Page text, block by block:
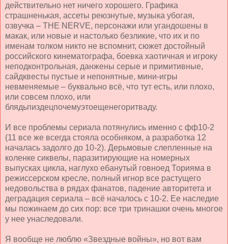
действительно нет ничего хорошего. Графика
страшненькая, ассеты реюзнутые, музыка убогая,
озвучка – THE NERVE, персонажи или угандошены в
макак, или новые и настолько безликие, что их и по
именам толком никто не вспомнит, сюжет достойный
российского кинематографа, боевка хаотичная и игроку
неподконтрольная, данжены серые и примитивные,
сайдквесты пустые и непонятные, мини-игры
невменяемые – буквально всё, что тут есть, или плохо,
или совсем плохо, или
блядьпиздецпочемуэтоещенегоритваду.
И все проблемы сериала потянулись именно с фф10-2
(11 все же всегда стояла особняком, а разработка 12
началась задолго до 10-2). Дерьмовые слепленные на
коленке сиквелы, паразитирующие на номерных
выпусках цикла, наглухо ебанутый говноед Торияма в
режиссерском кресле, полный игнор все растущего
недовольства в рядах фанатов, падение авторитета и
деградация сериала – всё началось с 10-2. Ее наследие
мы пожинаем до сих пор: все три тринашки очень многое
у нее унаследовали.
Я вообще не люблю «Звездные войны», но вот вам